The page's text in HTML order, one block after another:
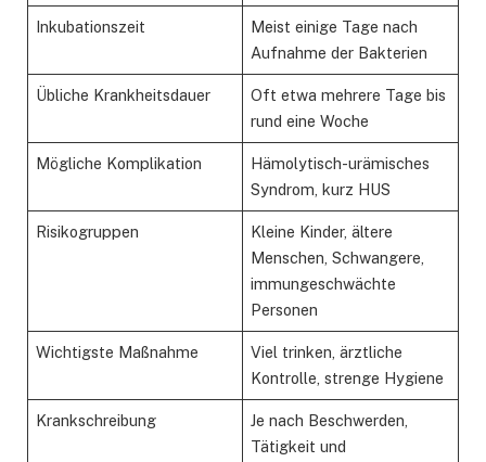
Inkubationszeit
Meist einige Tage nach
Aufnahme der Bakterien
Übliche Krankheitsdauer
Oft etwa mehrere Tage bis
rund eine Woche
Mögliche Komplikation
Hämolytisch-urämisches
Syndrom, kurz HUS
Risikogruppen
Kleine Kinder, ältere
Menschen, Schwangere,
immungeschwächte
Personen
Wichtigste Maßnahme
Viel trinken, ärztliche
Kontrolle, strenge Hygiene
Krankschreibung
Je nach Beschwerden,
Tätigkeit und